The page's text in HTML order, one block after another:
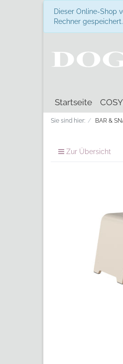
Dieser Online-Shop
Rechner
Startseite
Sie sind hier: BAR &
Zur Übersicht